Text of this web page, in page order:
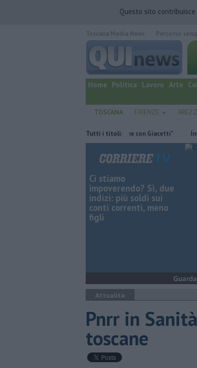
Questo sito
quotidiano online.
Home Politica Lavoro Arte
TOSCANA FIRENZE
Tutti i titoli:
Retiambiente, M5S: "Nessun legame con Giacetti" Incendi,
Ci stiamo
impoverendo? Sì, due
indizi: più soldi sui
conti correnti, meno
figli
Attualità
Pnrr in
toscane